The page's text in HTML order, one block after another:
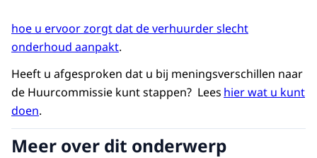
hoe u ervoor zorgt dat de verhuurder slecht
onderhoud aanpakt.
Heeft u afgesproken dat u bij meningsverschillen naar
de Huurcommissie kunt stappen? Lees hier wat u kunt
doen.
Meer over dit onderwerp